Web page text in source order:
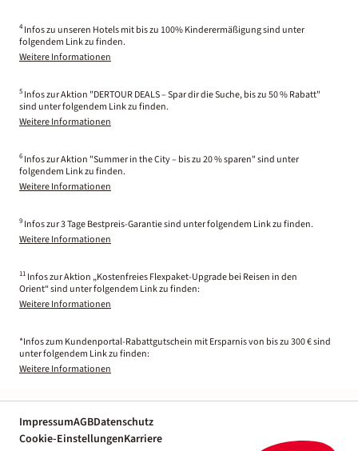
4 Infos zu unseren Hotels mit bis zu 100% Kinderermäßigung sind unter
folgendem Link zu finden.
Weitere Informationen
5 Infos zur Aktion "DERTOUR DEALS – Spar dir die Suche, bis zu 50 % Rabatt"
sind unter folgendem Link zu finden.
Weitere Informationen
6 Infos zur Aktion "Summer in the City – bis zu 20 % sparen" sind unter
folgendem Link zu finden.
Weitere Informationen
9 Infos zur 3 Tage Bestpreis-Garantie sind unter folgendem Link zu finden.
Weitere Informationen
11 Infos zur Aktion „Kostenfreies Flexpaket-Upgrade bei Reisen in den
Orient“ sind unter folgendem Link zu finden:
Weitere Informationen
*Infos zum Kundenportal-Rabattgutschein mit Ersparnis von bis zu 300 € sind
unter folgendem Link zu finden:
Weitere Informationen
ImpressumAGBDatenschutz
Cookie-EinstellungenKarriere